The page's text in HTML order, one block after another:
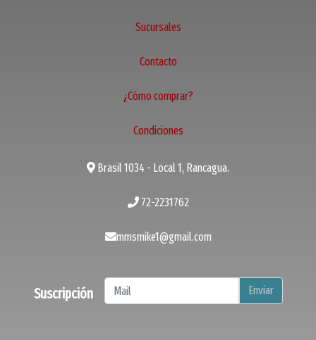
Sucursales
Contacto
¿Cómo comprar?
Condiciones
Brasil 1034 - Local 1, Rancagua.
72-2231762
mmsmike1@gmail.com
Suscripción Enviar